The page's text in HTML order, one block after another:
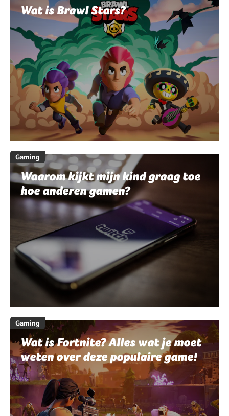
Wat is Brawl Stars?
Gaming
Waarom kijkt mijn kind graag toe
hoe anderen gamen?
Gaming
Wat is Fortnite? Alles wat je moet
weten over deze populaire game!